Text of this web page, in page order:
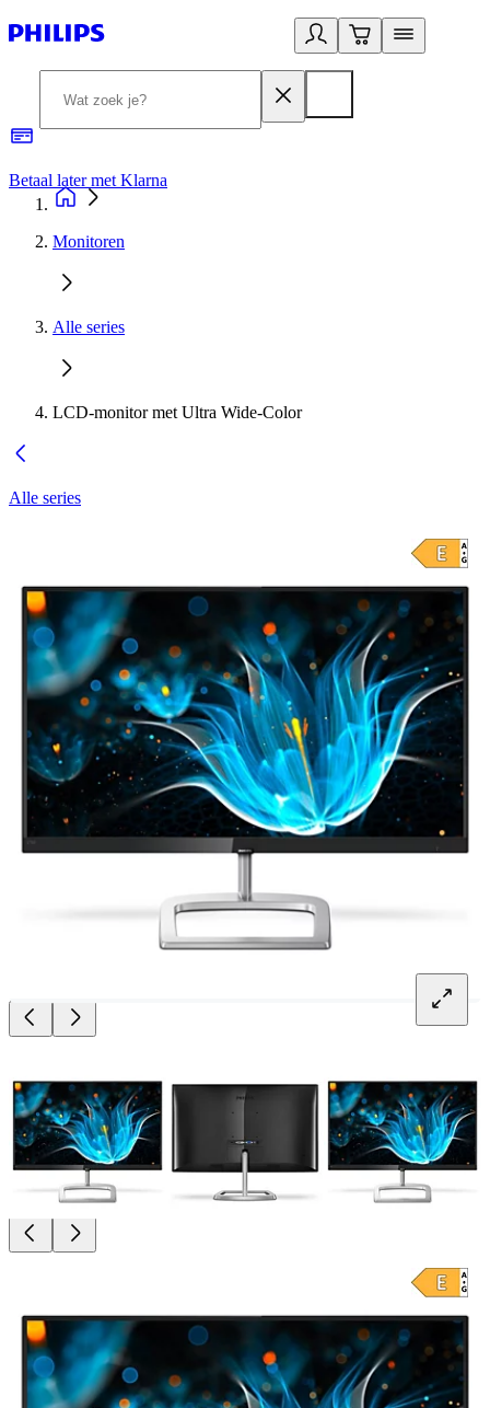
Betaal later met Klarna
Monitoren
Alle series
LCD-monitor met Ultra Wide-Color
Alle series